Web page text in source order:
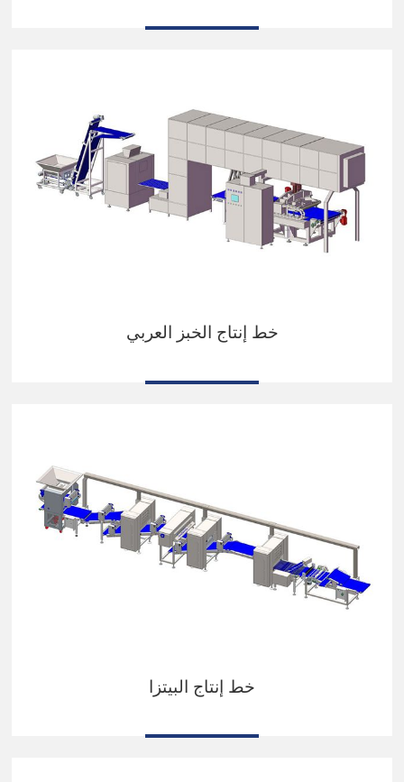
خط إنتاج الخبز العربي
خط إنتاج البيتزا